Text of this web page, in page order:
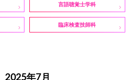
言語聴覚士学科
臨床検査技師科
2025年7月